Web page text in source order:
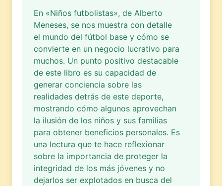
En «Niños futbolistas», de Alberto
Meneses, se nos muestra con detalle
el mundo del fútbol base y cómo se
convierte en un negocio lucrativo para
muchos. Un punto positivo destacable
de este libro es su capacidad de
generar conciencia sobre las
realidades detrás de este deporte,
mostrando cómo algunos aprovechan
la ilusión de los niños y sus familias
para obtener beneficios personales. Es
una lectura que te hace reflexionar
sobre la importancia de proteger la
integridad de los más jóvenes y no
dejarlos ser explotados en busca del